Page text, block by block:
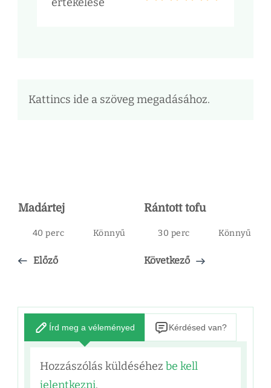
Kattincs ide a szöveg megadásához.
Madártej
40 perc Könnyű
Előző
Rántott tofu
30 perc Könnyű
Következő
Írd meg a véleményed Kérdésed van?
Hozzászólás küldéséhez be kell
jelentkezni.